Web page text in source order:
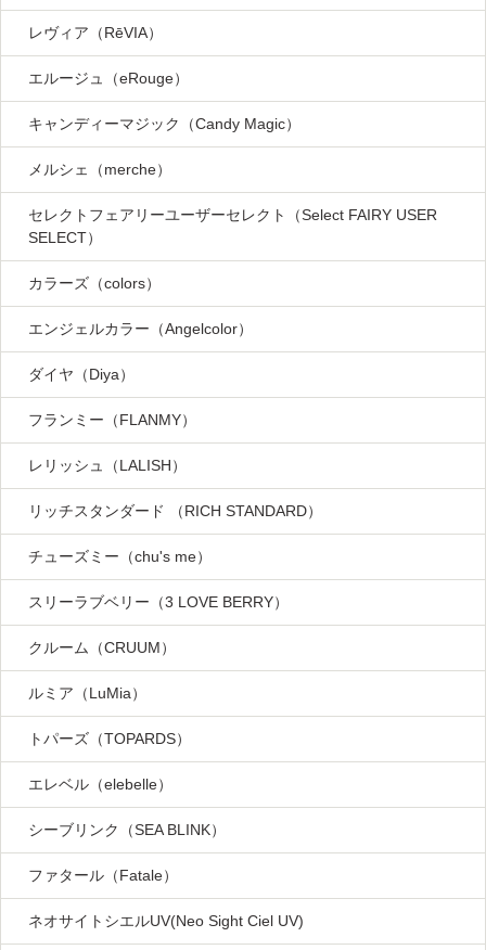
レヴィア（RēVIA）
エルージュ（eRouge）
キャンディーマジック（Candy Magic）
メルシェ（merche）
セレクトフェアリーユーザーセレクト（Select FAIRY USER
SELECT）
カラーズ（colors）
エンジェルカラー（Angelcolor）
ダイヤ（Diya）
フランミー（FLANMY）
レリッシュ（LALISH）
リッチスタンダード （RICH STANDARD）
チューズミー（chu's me）
スリーラブベリー（3 LOVE BERRY）
クルーム（CRUUM）
ルミア（LuMia）
トパーズ（TOPARDS）
エレベル（elebelle）
シーブリンク（SEA BLINK）
ファタール（Fatale）
ネオサイトシエルUV(Neo Sight Ciel UV)